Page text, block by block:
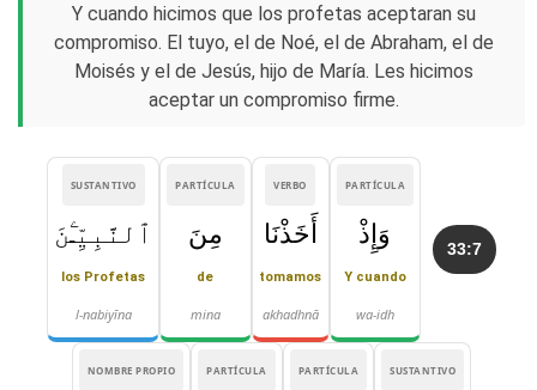
Y cuando hicimos que los profetas aceptaran su
compromiso. El tuyo, el de Noé, el de Abraham, el de
Moisés y el de Jesús, hijo de María. Les hicimos
aceptar un compromiso firme.
33:7
PARTÍCULA
وَإِذْ
Y cuando
wa-idh
VERBO
أَخَذْنَا
tomamos
akhadhnā
PARTÍCULA
مِنَ
de
mina
SUSTANTIVO
ٱلنَّبِيِّـۧنَ
los Profetas
l-nabiyīna
SUSTANTIVO
PARTÍCULA
PARTÍCULA
NOMBRE PROPIO